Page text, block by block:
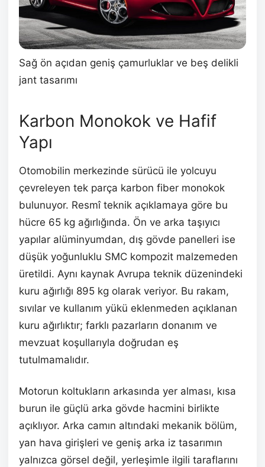
Sağ ön açıdan geniş çamurluklar ve beş delikli
jant tasarımı
Karbon Monokok ve Hafif
Yapı
Otomobilin merkezinde sürücü ile yolcuyu
çevreleyen tek parça karbon fiber monokok
bulunuyor. Resmî teknik açıklamaya göre bu
hücre 65 kg ağırlığında. Ön ve arka taşıyıcı
yapılar alüminyumdan, dış gövde panelleri ise
düşük yoğunluklu SMC kompozit malzemeden
üretildi. Aynı kaynak Avrupa teknik düzenindeki
kuru ağırlığı 895 kg olarak veriyor. Bu rakam,
sıvılar ve kullanım yükü eklenmeden açıklanan
kuru ağırlıktır; farklı pazarların donanım ve
mevzuat koşullarıyla doğrudan eş
tutulmamalıdır.
Motorun koltukların arkasında yer alması, kısa
burun ile güçlü arka gövde hacmini birlikte
açıklıyor. Arka camın altındaki mekanik bölüm,
yan hava girişleri ve geniş arka iz tasarımın
yalnızca görsel değil, yerleşimle ilgili taraflarını